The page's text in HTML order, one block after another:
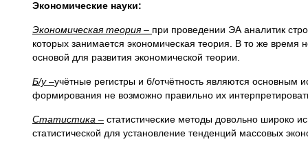
Экономические науки:
Экономическая теория – при проведении ЭА аналитик
которых занимается экономическая теория. В то же время
основой для развития экономической теории.
Б/у –учётные регистры и б/отчётность являются основным
формирования не возможно правильно их
Статистика – статистические методы довольно широко
статистической для установление тенденций массовых